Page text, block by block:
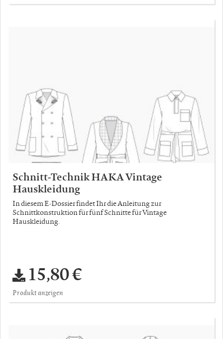
Schnitt-Technik HAKA Vintage
Hauskleidung
In diesem E-Dossier findet Ihr die Anleitung zur
Schnittkonstruktion für fünf Schnitte für Vintage
Hauskleidung.
15,80 €
Produkt anzeigen